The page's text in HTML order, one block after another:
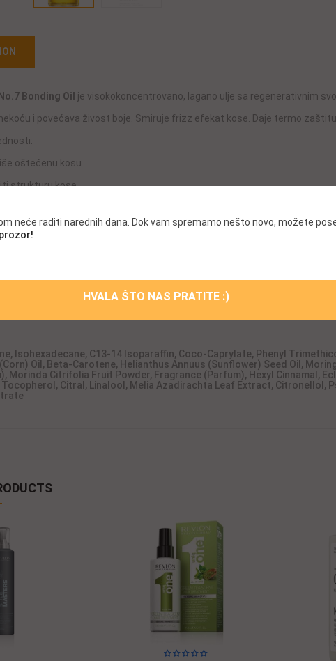
Bonding Oil je visokokoncentrovano, lagano ulje sa regenerativnim
i povećava živost boje. Smiruje frizz efekat kose. Daje termo
oštećenu kosu
strukturu kose
sjaj i upravljivost
– Bez sulfata – Bez ftalata – Vegansko
Isohexadecane, C13-14 Isoparaffin, Coco-Caprylate, Phenyl
Oil, Beta-Carotene, Helianthus Annuus (Sunflower) Seed Oil,
Morinda Citrifolia Fruit Powder, Fragrance (Parfum), Hexyl Cinnamal,
Tocopherol, Citral, Linalool, Melia Azadirachta Leaf Extract, Citronellol,
neće raditi narednih dana. Dok vam spremamo nešto novo, možete
HVALA ŠTO NAS PRATITE :)